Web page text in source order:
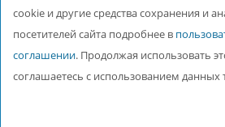
2026 © ООО
cookie и другие средства сохранения и
посетителей сайта подробнее в
соглашении. Продолжая использовать
соглашаетесь с использованием данных